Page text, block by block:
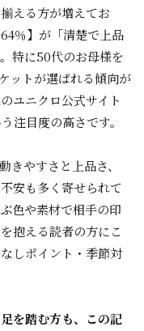
える方が増えてお
％】が「清楚で上品
特に50代のお母様を
ットが選ばれる傾向が
ユニクロ公式サイト
注目度の高さです。
きやすさと上品さ、
安も多く寄せられて
色や素材で相手の印
抱える読者の方にこ
しポイント・季節対
を踏む方も、この記